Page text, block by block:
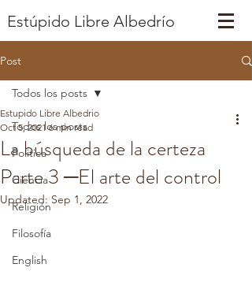
Estúpido Libre Albedrío
Post
Todos los posts
Politica
Ciencia
Religión
Filosofía
English
Todos los posts
La búsqueda de la certeza
Parte 3 ─El arte del control
Estupido Libre Albedrio
Oct 5, 2021 6 min read
Updated: Sep 1, 2022